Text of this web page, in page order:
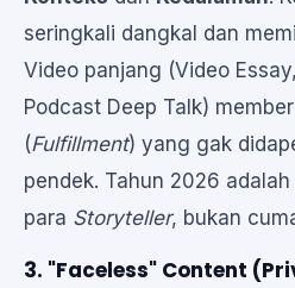
seringkali dangkal dan
Video panjang (Video
Podcast Deep Talk)
(Fulfillment) yang gak
pendek. Tahun 2026
para Storyteller, bukan
3. "Faceless" Content